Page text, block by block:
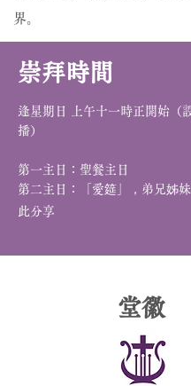
界。
崇拜時間
逢星期日 上午十一時正開始（
播）
第一主日：聖餐主日
第二主日：「愛筵」
， 弟兄姊
此分享
堂徽